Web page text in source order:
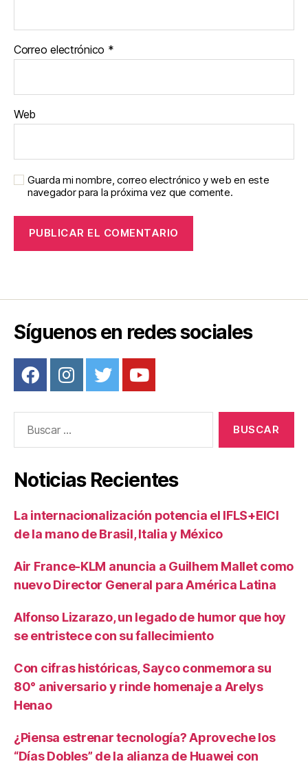
Correo electrónico *
Web
Guarda mi nombre, correo electrónico y web en este
navegador para la próxima vez que comente.
Síguenos en redes sociales
Noticias Recientes
La internacionalización potencia el IFLS+EICI
de la mano de Brasil, Italia y México
Air France-KLM anuncia a Guilhem Mallet como
nuevo Director General para América Latina
Alfonso Lizarazo, un legado de humor que hoy
se entristece con su fallecimiento
Con cifras históricas, Sayco conmemora su
80° aniversario y rinde homenaje a Arelys
Henao
¿Piensa estrenar tecnología? Aproveche los
“Días Dobles” de la alianza de Huawei con